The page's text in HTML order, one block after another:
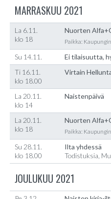
MARRASKUU 2021
La 6.11.
klo 18
Nuorten
Paikka:
Su 14.11.
Ei tilaisuutta,
Ti 16.11.
klo 18.00
Virtain
La 20.11.
klo 14
Naistenpäivä
La 20.11.
klo 18
Nuorten
Paikka:
Su 28.11.
klo 18.00
Ilta yhdessä
Todistuksia,
JOULUKUU 2021